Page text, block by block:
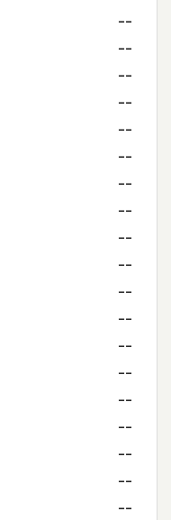
--
--
--
--
--
--
--
--
--
--
--
--
--
--
--
--
--
--
--